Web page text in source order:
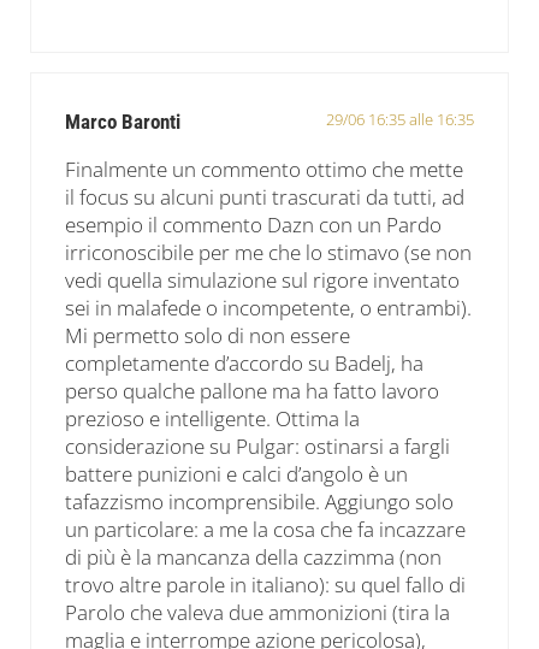
Marco Baronti 29/06 16:35 alle 16:35
Finalmente un commento ottimo che mette
il focus su alcuni punti trascurati da tutti, ad
esempio il commento Dazn con un Pardo
irriconoscibile per me che lo stimavo (se non
vedi quella simulazione sul rigore inventato
sei in malafede o incompetente, o entrambi).
Mi permetto solo di non essere
completamente d’accordo su Badelj, ha
perso qualche pallone ma ha fatto lavoro
prezioso e intelligente. Ottima la
considerazione su Pulgar: ostinarsi a fargli
battere punizioni e calci d’angolo è un
tafazzismo incomprensibile. Aggiungo solo
un particolare: a me la cosa che fa incazzare
di più è la mancanza della cazzimma (non
trovo altre parole in italiano): su quel fallo di
Parolo che valeva due ammonizioni (tira la
maglia e interrompe azione pericolosa),